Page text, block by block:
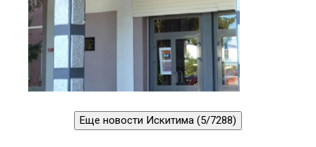
Еще новости Искитима (5/7288)